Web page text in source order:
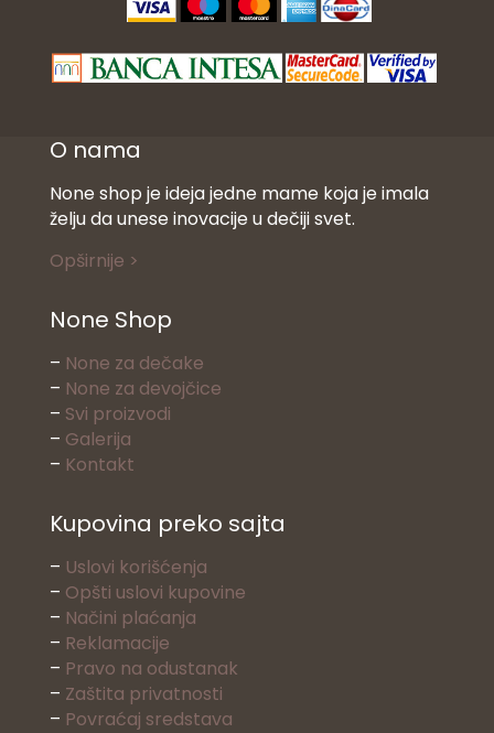
O nama
None shop je ideja jedne mame koja je imala
želju da unese inovacije u dečiji svet.
Opširnije >
None Shop
– None za dečake
– None za devojčice
– Svi proizvodi
– Galerija
– Kontakt
Kupovina preko sajta
– Uslovi korišćenja
– Opšti uslovi kupovine
– Načini plaćanja
– Reklamacije
– Pravo na odustanak
– Zaštita privatnosti
– Povraćaj sredstava